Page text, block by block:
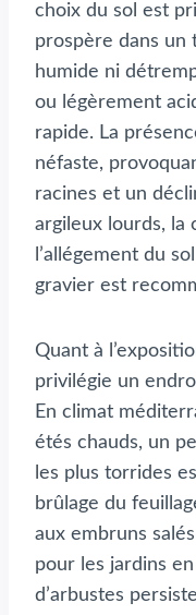
choix du sol est
prospère dans un
humide ni
ou légèrement
rapide. La
néfaste,
racines et un
argileux lourds, la
l’allégement du
gravier est
Quant à
privilégie un
En climat
étés chauds, un
les plus torrides
brûlage du
aux embruns
pour les jardins
d’arbustes